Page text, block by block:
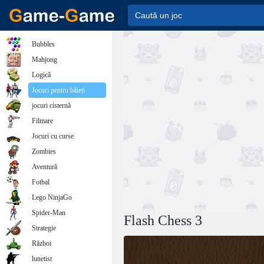
Flash Chess 3
Bubbles
Mahjong
Logică
Jocuri pentru băieți
jocuri cisternă
Filmare
Jocuri cu curse
Zombies
Aventură
Fotbal
Lego NinjaGo
Spider-Man
Strategie
Război
lunetist